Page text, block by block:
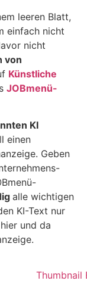
leeren Blatt,
einfach nicht
nicht
von
Künstliche
JOBmenü-
KI
einen
Geben
alle wichtigen
KI-Text nur
und da